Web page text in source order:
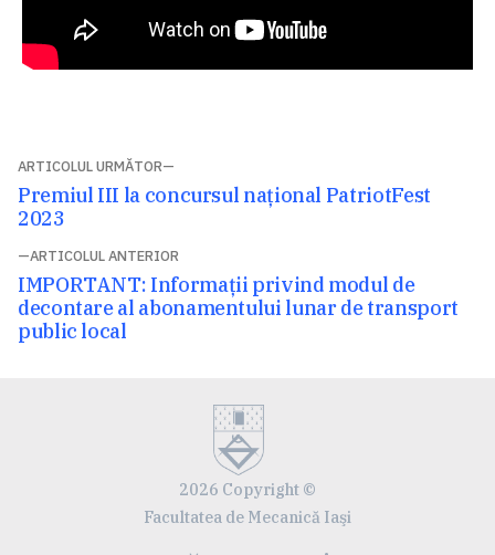
Navigare
în
articole
ARTICOLUL ANTERIOR
Articolul
anterior:
IMPORTANT: Informații privind modul de
decontare al abonamentului lunar de transport
public local
ARTICOLUL URMĂTOR
Articolul
următor:
Premiul III la concursul național PatriotFest
2023
2026 Copyright ©
Facultatea de Mecanică Iaşi